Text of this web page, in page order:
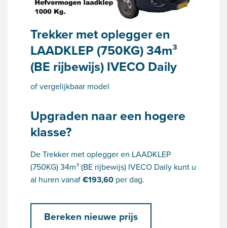
Trekker met oplegger en
LAADKLEP (750KG) 34m³
(BE rijbewijs) IVECO Daily
of vergelijkbaar model
Upgraden naar een hogere
klasse?
De Trekker met oplegger en LAADKLEP
(750KG) 34m³ (BE rijbewijs) IVECO Daily kunt u
al huren vanaf€193,60 per dag.
Bereken nieuwe prijs